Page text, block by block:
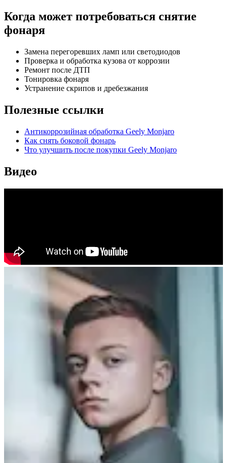
Когда может потребоваться снятие
фонаря
Замена перегоревших ламп или светодиодов
Проверка и обработка кузова от коррозии
Ремонт после ДТП
Тонировка фонаря
Устранение скрипов и дребезжания
Полезные ссылки
Антикоррозийная обработка Geely Monjaro
Как снять боковой фонарь
Что улучшить после покупки Geely Monjaro
Видео